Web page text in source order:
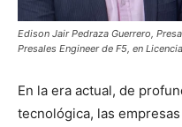
Edison Jair Pedraza Guerrero,
Presales Engineer de F5, en
En la era actual, de
tecnológica, las